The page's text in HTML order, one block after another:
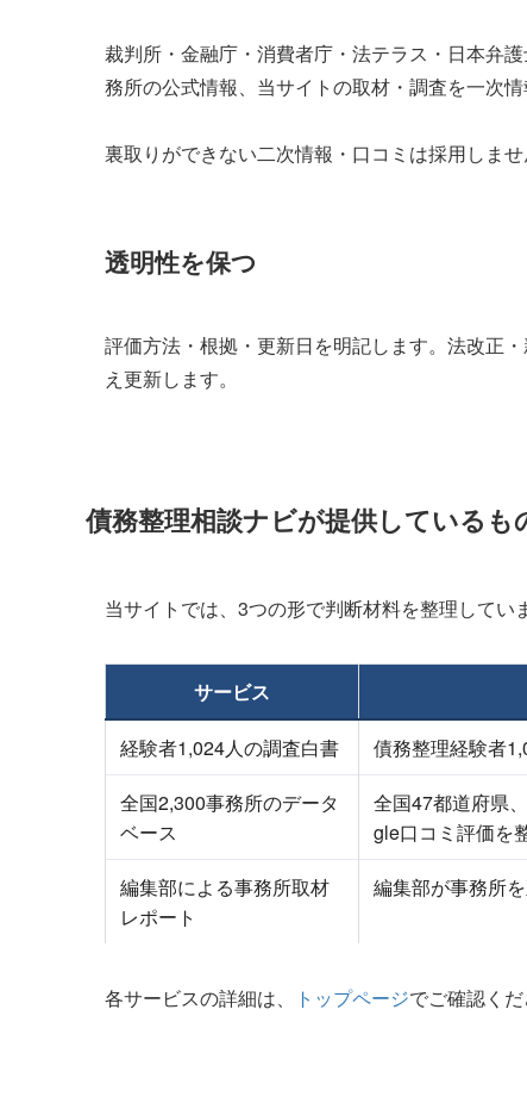
裁判所・金融庁・消費者庁・法テラス・日本弁
務所の公式情報、当サイトの取材・調査を一次情
裏取りができない二次情報・口コミは採用しませ
透明性を保つ
評価方法・根拠・更新日を明記します。法改正
え更新します。
債務整理相談ナビが提供しているも
当サイトでは、3つの形で判断材料を整理してい
サービス
経験者1,024人の調査白書
債務整理経験者
全国2,300事務所のデータ
ベース
全国47都道府県
gle口コミ評価を
編集部による事務所取材
レポート
編集部が事務所
各サービスの詳細は、 トップページでご確認くだ